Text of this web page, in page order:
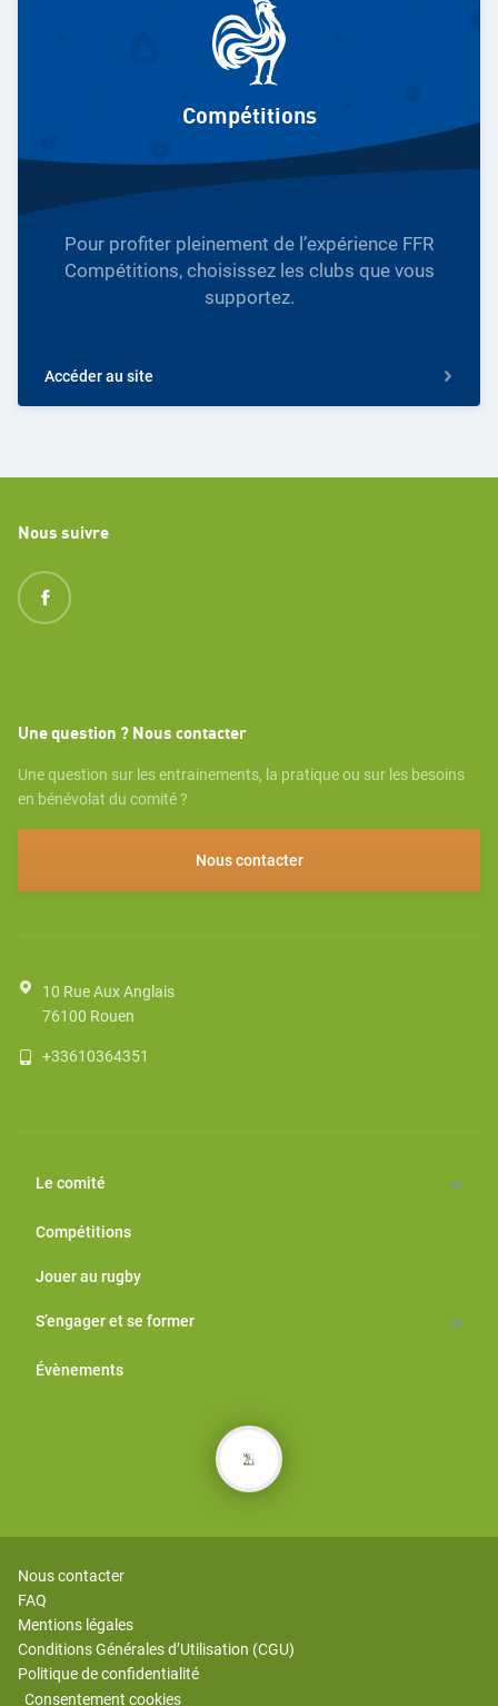
Compétitions
Pour profiter pleinement de l’expérience FFR
Compétitions, choisissez les clubs que vous
supportez.
Accéder au site
Nous suivre
Une question ? Nous contacter
Une question sur les entrainements, la pratique ou sur les besoins
en bénévolat du comité ?
Nous contacter
10 Rue Aux Anglais
76100 Rouen
+33610364351
Le comité
Compétitions
Jouer au rugby
S’engager et se former
Évènements
Nous contacter
FAQ
Mentions légales
Conditions Générales d’Utilisation (CGU)
Politique de confidentialité
Consentement cookies